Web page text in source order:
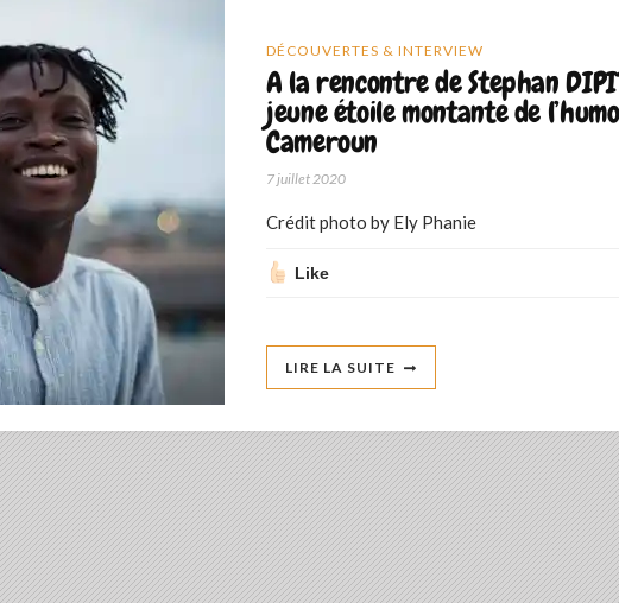
DÉCOUVERTES & INTERVIEW
A la rencontre de Stephan
jeune étoile montante de
Cameroun
7 juillet 2020
Crédit photo by Ely Phanie
Like
LIRE LA SUITE